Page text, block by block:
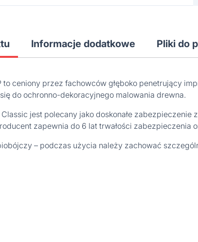
Informacje dodatkowe Pliki do
to ceniony przez fachowców głęboko penetrujący
do ochronno-dekoracyjnego malowania drewna.
jest polecany jako doskonałe
zapewnia do 6 lat trwałości zabezpieczenia
– podczas użycia należy zachować